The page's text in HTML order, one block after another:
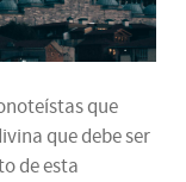
que
que debe ser
de esta